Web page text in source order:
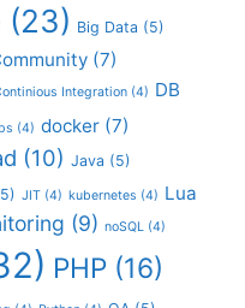
(23) Big Data (5)
(7)
Integration (4) DB
(4) docker (7)
(10) Java (5)
JIT (4) kubernetes (4) Lua
(9) noSQL (4)
PHP (16)